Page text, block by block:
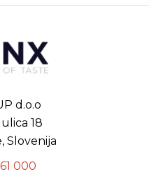
d.o.o
18
Slovenija
000